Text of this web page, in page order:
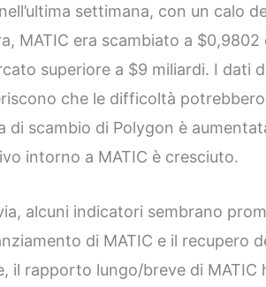
settimana, con un calo
MATIC era scambiato a
superiore a $9 miliardi. I dati
che le difficoltà
di scambio di Polygon è
intorno a MATIC è cresciuto.
alcuni indicatori sembrano
di MATIC e il recupero
il rapporto lungo/breve di MATIC